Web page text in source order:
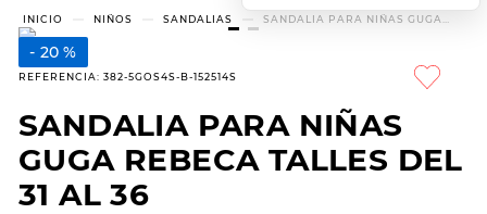
NIÑOS SANDALIAS
SANDALIA PARA NIÑAS GUGA
20 %
REFERENCIA: 382-5GOS4S-B-152514S
SANDALIA PARA NIÑAS
GUGA REBECA TALLES DEL
31 AL 36
TÉRMINOS MÁS
BUSCADOS
skechers
skechers slip-ins